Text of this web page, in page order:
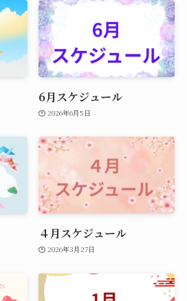
6月スケジュール
2026年6月5日
４月スケジュール
2026年3月27日